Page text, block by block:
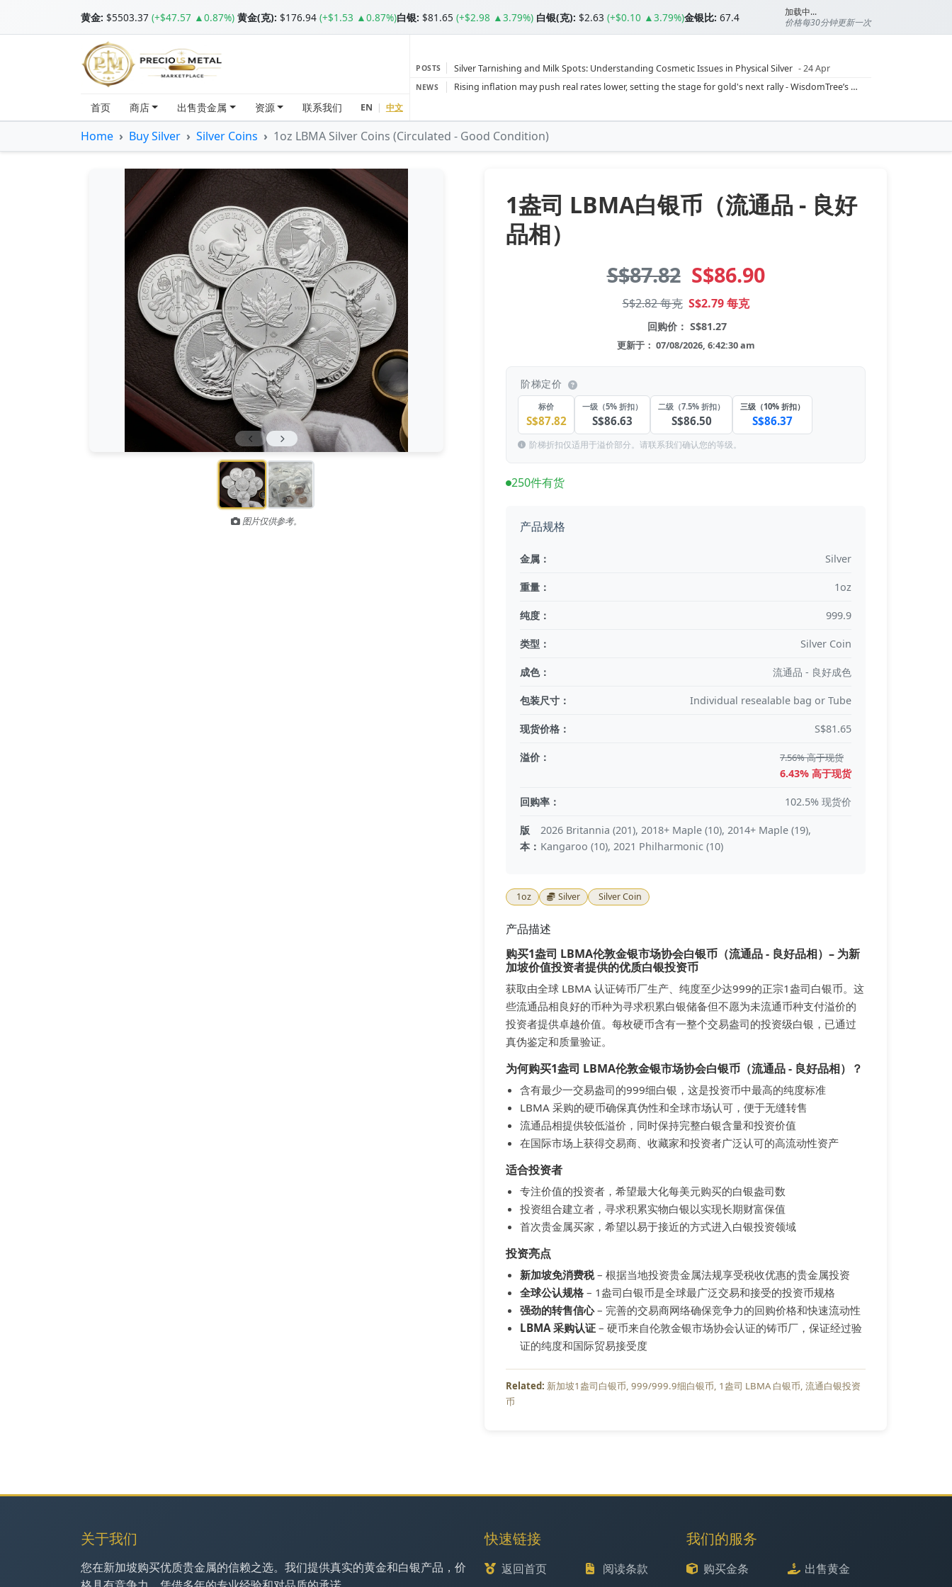
黄金: $5503.37 (+$47.57 ▲0.87%) 黄金(克): $176.94 (+$1.53 ▲0.87%)白银: $81.65 (+$2.98 ▲3.79%) 白银(克): $2.63 (+$0.10 ▲3.79%)金银比: 67.4
加载中...
价格每30分钟更新一次
首页 商店 出售贵金属 资源 联系我们 EN | 中文
POSTS Silver Tarnishing and Milk Spots: Understanding Cosmetic Issues in Physical Silver - 24 Apr
Gold vs Silver: Understanding the Gold‑to‑Silver Ratio - 24 Apr
NEWS
Rising inflation may push real rates lower, setting the stage for gold's next rally - WisdomTree’s Shah (Kitco 9 Jun 2026)
Silver’s ‘great rotation’: Tech selloff to fuel rush into precious metals, says Jen Bawden (Kitco - 20 May)
Gold and silver’s historic rally could resume ‘as fog of war lifts’ (CNBC 7 May)
Home Buy Silver Silver Coins 1oz LBMA Silver Coins (Circulated - Good Condition)
图片仅供参考。
1盎司 LBMA白银币（流通品 - 良好
品相）
S$87.82 S$86.90
S$2.82 每克 S$2.79 每克
回购价： S$81.27
更新于： 07/08/2026, 6:42:30 am
阶梯定价
标价
S$87.82
一级（5% 折扣）
S$86.63
二级（7.5% 折扣）
S$86.50
三级（10% 折扣）
S$86.37
阶梯折扣仅适用于溢价部分。请联系我们确认您的等级。
250件有货
产品规格
金属： Silver
重量： 1oz
纯度： 999.9
类型： Silver Coin
成色： 流通品 - 良好成色
包装尺寸： Individual resealable bag or Tube
现货价格： S$81.65
溢价： 7.56% 高于现货
6.43% 高于现货
回购率： 102.5% 现货价
版
本：
2026 Britannia (201), 2018+ Maple (10), 2014+ Maple (19),
Kangaroo (10), 2021 Philharmonic (10)
1oz Silver Silver Coin
产品描述
购买1盎司 LBMA伦敦金银市场协会白银币（流通品 - 良好品相）– 为新
加坡价值投资者提供的优质白银投资币
获取由全球 LBMA 认证铸币厂生产、纯度至少达999的正宗1盎司白银币。这
些流通品相良好的币种为寻求积累白银储备但不愿为未流通币种支付溢价的
投资者提供卓越价值。每枚硬币含有一整个交易盎司的投资级白银，已通过
真伪鉴定和质量验证。
为何购买1盎司 LBMA伦敦金银市场协会白银币（流通品 - 良好品相）？
含有最少一交易盎司的999细白银，这是投资币中最高的纯度标准
LBMA 采购的硬币确保真伪性和全球市场认可，便于无缝转售
流通品相提供较低溢价，同时保持完整白银含量和投资价值
在国际市场上获得交易商、收藏家和投资者广泛认可的高流动性资产
适合投资者
专注价值的投资者，希望最大化每美元购买的白银盎司数
投资组合建立者，寻求积累实物白银以实现长期财富保值
首次贵金属买家，希望以易于接近的方式进入白银投资领域
投资亮点
新加坡免消费税– 根据当地投资贵金属法规享受税收优惠的贵金属投资
全球公认规格 – 1盎司白银币是全球最广泛交易和接受的投资币规格
强劲的转售信心– 完善的交易商网络确保竞争力的回购价格和快速流动性
LBMA 采购认证 – 硬币来自伦敦金银市场协会认证的铸币厂，保证经过验
证的纯度和国际贸易接受度
新加坡1盎司白银币 999/999.9细白银币 1盎司 LBMA 白银币 流通白银投资
币
关于我们
您在新加坡购买优质贵金属的信赖之选。我们提供真实的黄金和白银产品，价
快速链接
返回首页 阅读条款
我们的服务
购买金条 出售黄金